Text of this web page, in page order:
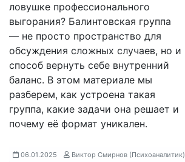
ловушке профессионального
выгорания? Балинтовская группа
— не просто пространство для
обсуждения сложных случаев, но и
способ вернуть себе внутренний
баланс. В этом материале мы
разберем, как устроена такая
группа, какие задачи она решает и
почему её формат уникален.
06.01.2025 Виктор Смирнов (Психоаналитик)